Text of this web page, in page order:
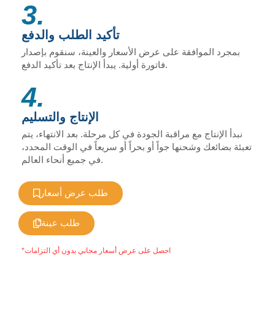
3.
تأكيد الطلب والدفع
بمجرد الموافقة على عرض الأسعار والعينة، سنقوم بإصدار
فاتورة أولية. يبدأ الإنتاج بعد تأكيد الدفع.
4.
الإنتاج والتسليم
نبدأ الإنتاج مع مراقبة الجودة في كل مرحلة. بعد الانتهاء، يتم
تعبئة بضائعك وشحنها جواً أو بحراً أو سريعاً في الوقت المحدد،
في جميع أنحاء العالم.
طلب عرض أسعار
طلب عينة
*احصل على عرض أسعار مجاني بدون أي التزامات